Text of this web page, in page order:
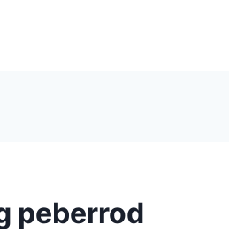
peberrod